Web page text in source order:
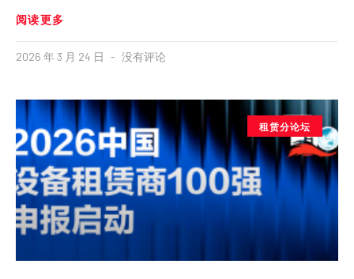
阅读更多
2026 年 3 月 24 日 没有评论
租赁分论坛